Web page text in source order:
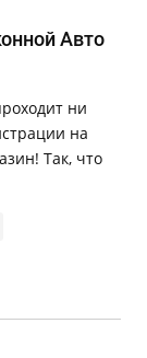
Авто
ни
на
Так, что